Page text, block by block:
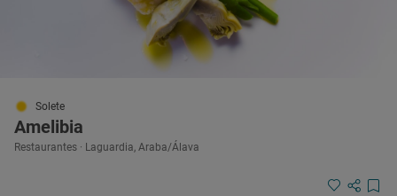
Solete
Amelibia
Restaurantes · Laguardia, Araba/Álava